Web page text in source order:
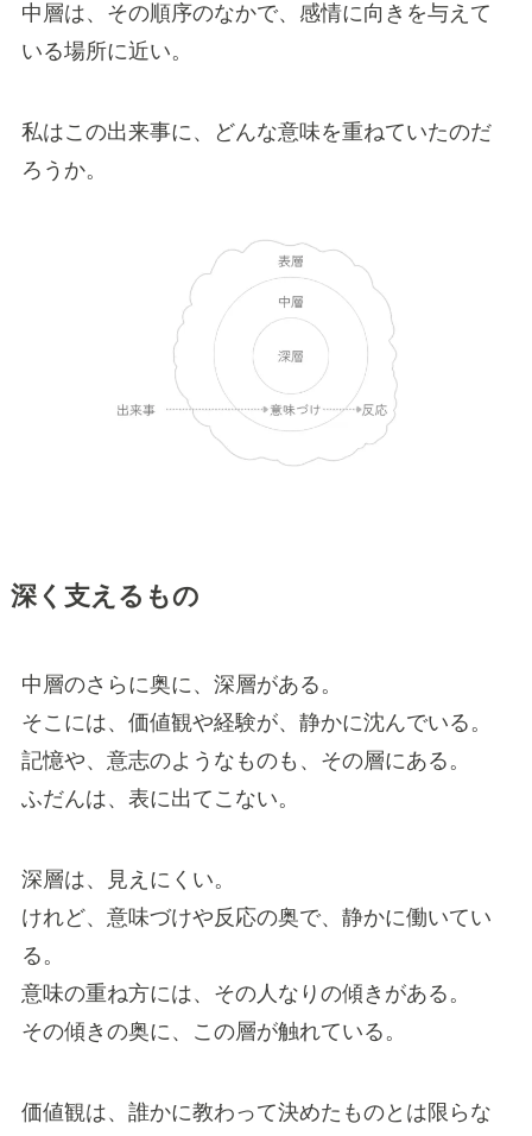
中層は、その順序のなかで、感情に向きを与えて
いる場所に近い。
私はこの出来事に、どんな意味を重ねていたのだ
ろうか。
深く支えるもの
中層のさらに奥に、深層がある。
そこには、価値観や経験が、静かに沈んでいる。
記憶や、意志のようなものも、その層にある。
ふだんは、表に出てこない。
深層は、見えにくい。
けれど、意味づけや反応の奥で、静かに働いてい
る。
意味の重ね方には、その人なりの傾きがある。
その傾きの奥に、この層が触れている。
価値観は、誰かに教わって決めたものとは限らな